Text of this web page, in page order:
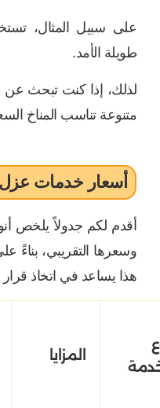
على سبيل المثال،
طويلة الأمد.
لذلك، إذا كنت تبحث عن
متنوعة تناسب المناخ
أسعار خدمات عزل
أقدم لكم جدولاً يلخص
وسعرها التقريبي،
هذا يساعد في اتخاذ قرار
المزايا